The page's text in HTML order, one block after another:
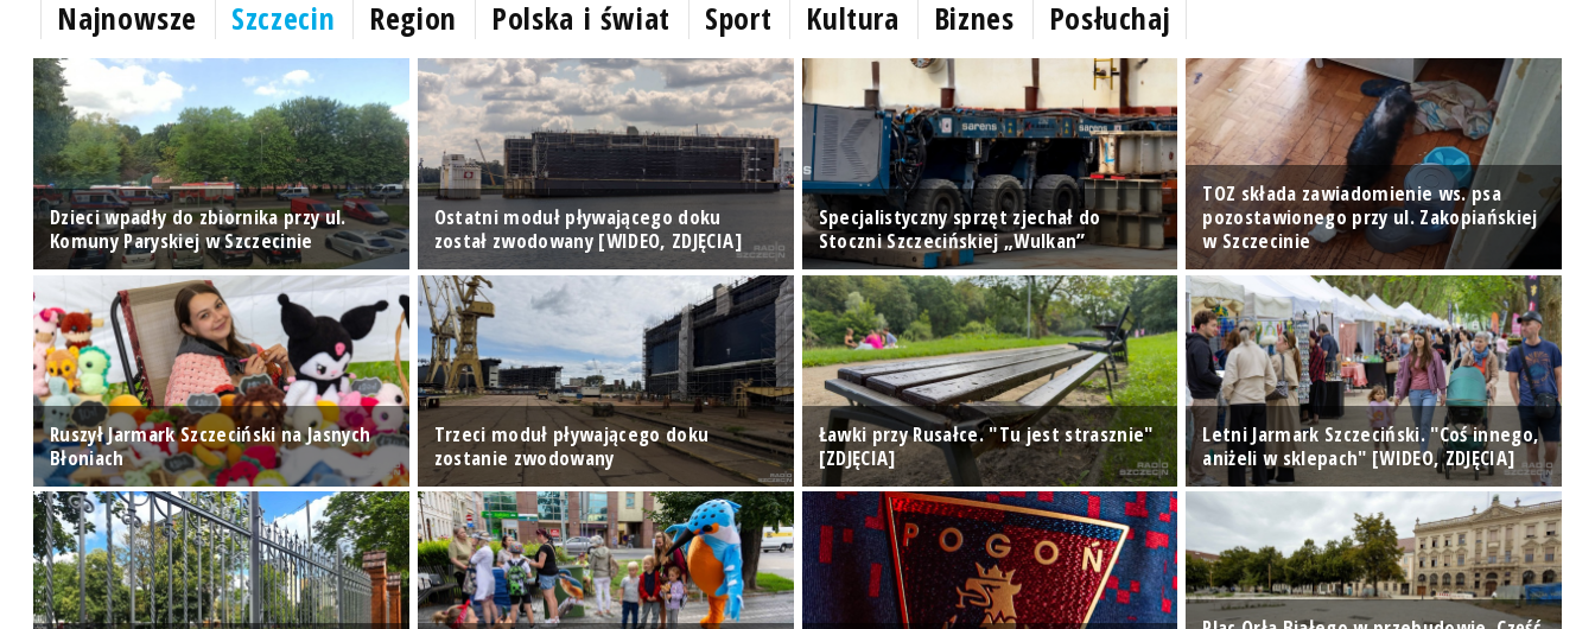
Najnowsze Szczecin Region Polska i świat Sport Kultura Biznes Posłuchaj
Dzieci wpadły do zbiornika przy ul.
Komuny Paryskiej w Szczecinie
Ostatni moduł pływającego doku
został zwodowany [WIDEO, ZDJĘCIA]
Specjalistyczny sprzęt zjechał do
Stoczni Szczecińskiej „Wulkan”
TOZ składa zawiadomienie ws. psa
pozostawionego przy ul. Zakopiańskiej
w Szczecinie
Ruszył Jarmark Szczeciński na Jasnych
Błoniach
Trzeci moduł pływającego doku
zostanie zwodowany
Ławki przy Rusałce. "Tu jest strasznie"
[ZDJĘCIA]
Letni Jarmark Szczeciński. "Coś innego,
aniżeli w sklepach" [WIDEO, ZDJĘCIA]